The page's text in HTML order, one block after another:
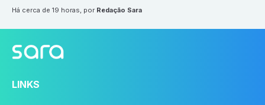
há cerca de 19 horas, por Redação Sara
LINKS